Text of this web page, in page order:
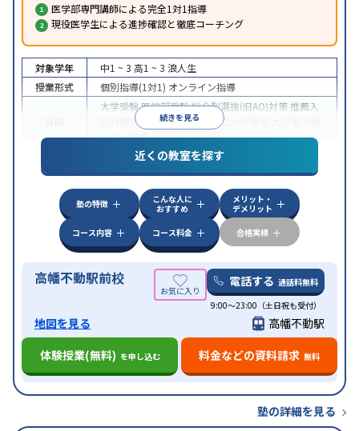
医学部専門講師による完全1対1指導
現役医学生による進捗確認と徹底コーチング
続きを見る
対象学年 中1 ~ 3 高1 ~ 3 浪人生
授業形式
個別指導(1対1) オンライン指導
大学受験医学部受験総合型選抜(旧AO)対策推薦入
学校別特化対策 国公立大対策
テスト対策
特徴
中高一貫校生に対応授業の振替可能
オンライン対応1科目から受講可能季節講習の
みの受講可
自習室あり
近くの教室を探す
塾の特徴
こんな人に
おすすめ
メリット・
デメリット
コース内容
コース料金 合格実績
高幡不動駅前校 電話する 通話料無料
9:00～23:00（土日祝も受付）
地図を見る
高幡不動駅
体験授業(無料) を申し込む 料金などの資料請求 無料
塾の詳細を見る